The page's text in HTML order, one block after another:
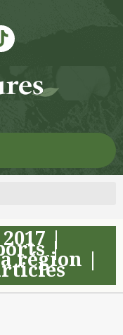
|
|
région